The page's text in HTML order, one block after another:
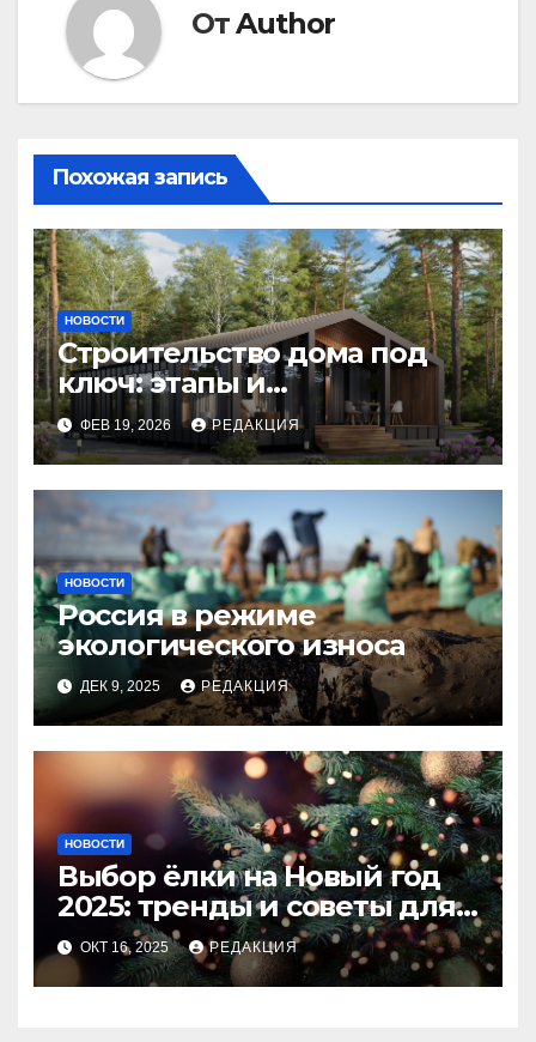
ОтAuthor
Похожая запись
НОВОСТИ
Строительство дома под
ключ: этапы и
планирование бюджета
ФЕВ 19, 2026 РЕДАКЦИЯ
НОВОСТИ
Россия в режиме
экологического износа
ДЕК 9, 2025 РЕДАКЦИЯ
НОВОСТИ
Выбор ёлки на Новый год
2025: тренды и советы для
идеального праздника
ОКТ 16, 2025 РЕДАКЦИЯ